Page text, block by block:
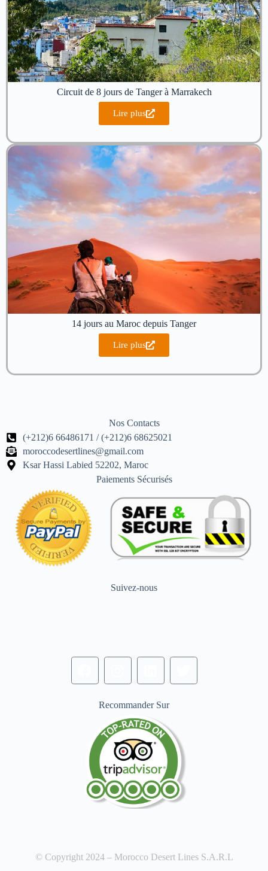
Circuit de 8 jours de Tanger à Marrakech
Lire plus
14 jours au Maroc depuis Tanger
Lire plus
Nos Contacts
(+212)6 66486171 / (+212)6 68625021
moroccodesertlines@gmail.com
Ksar Hassi Labied 52202, Maroc
Paiements Sécurisés
Suivez-nous
Recommander Sur
© Copyright 2024 – Morocco Desert Lines S.A.R.L